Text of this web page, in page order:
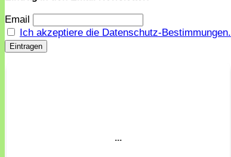
Email
Ich akzeptiere die Datenschutz-Bestimmungen.